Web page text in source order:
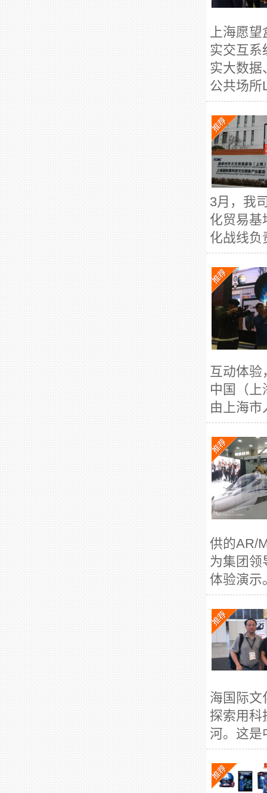
上海愿
实交互系
实大数据
公共场所
3月，我
化贸易基
化战线
互动体
中国（上
由上海市
供的AR/
为集团领
体验演示
海国际
探索用科
河。这是